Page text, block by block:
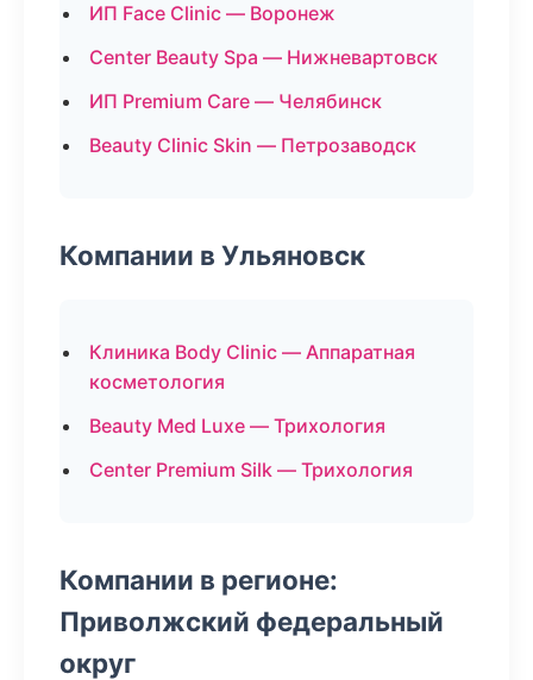
ИП Face Clinic — Воронеж
Center Beauty Spa — Нижневартовск
ИП Premium Care — Челябинск
Beauty Clinic Skin — Петрозаводск
Компании в Ульяновск
Клиника Body Clinic — Аппаратная
косметология
Beauty Med Luxe — Трихология
Center Premium Silk — Трихология
Компании в регионе:
Приволжский федеральный
округ